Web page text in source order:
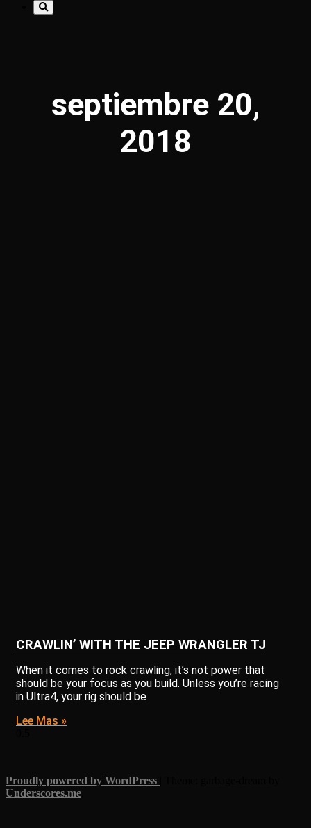
septiembre 20,
2018
CRAWLIN’ WITH THE JEEP WRANGLER TJ
When it comes to rock crawling, it’s not power that
should be your focus as you build. Unless you’re racing
in Ultra4, your rig should be
Lee Mas »
Proudly powered by WordPress
Underscores.me